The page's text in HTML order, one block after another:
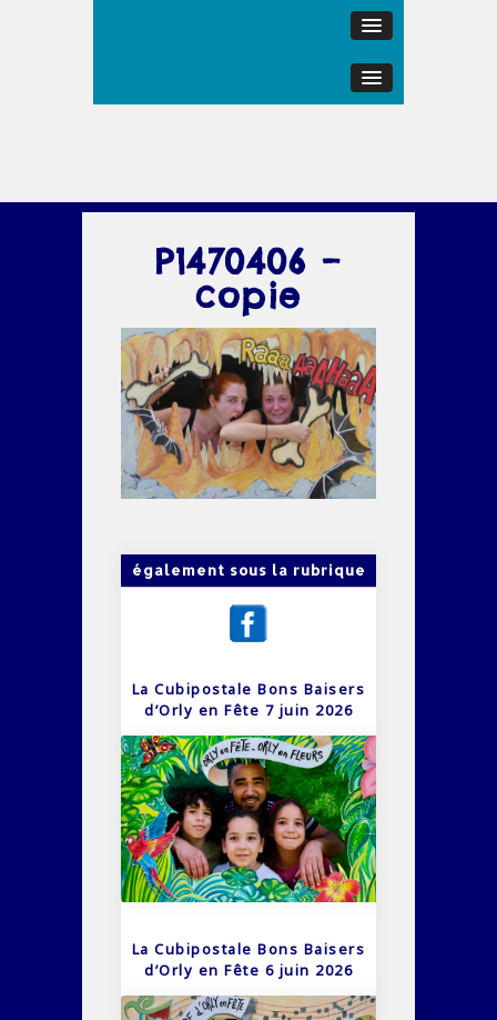
P1470406 –
copie
également sous la rubrique
La Cubipostale Bons Baisers
d’Orly en Fête 7 juin 2026
La Cubipostale Bons Baisers
d’Orly en Fête 6 juin 2026